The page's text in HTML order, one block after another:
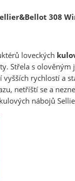
308
loveckých
Střela s
rychlostí a
netříští se a
nábojů